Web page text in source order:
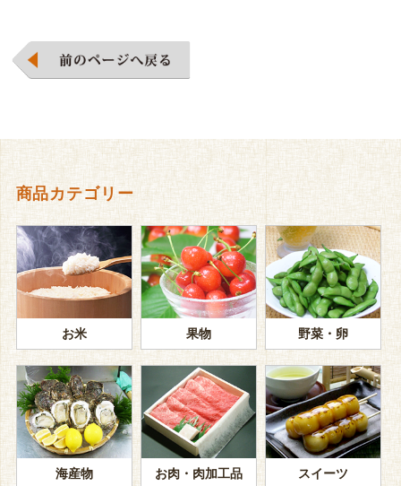
商品カテゴリー
お米 果物 野菜・卵
海産物 お肉・肉加工品 スイーツ